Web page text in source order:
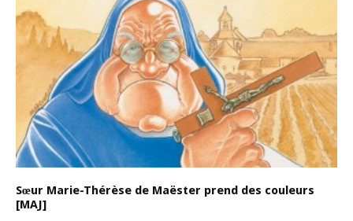
Sœur Marie-Thérèse de Maëster prend des couleurs
[MAJ]